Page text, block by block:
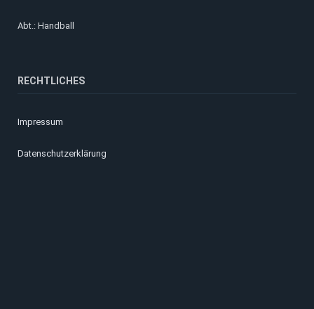
Abt.: Handball
RECHTLICHES
Impressum
Datenschutzerklärung